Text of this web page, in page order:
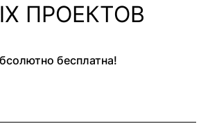
ПРОЕКТОВ
бесплатна!